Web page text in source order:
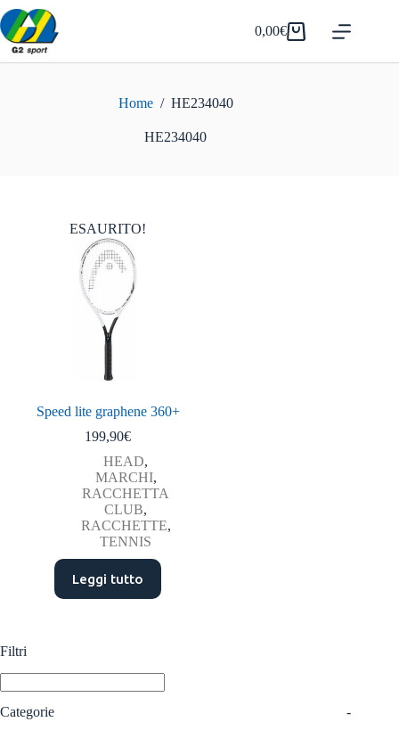
Salta
al
contenuto
Carrello
0,00€
Home / HE234040
HE234040
ESAURITO!
Speed lite graphene 360+
199,90€
HEAD,
MARCHI,
RACCHETTA
CLUB,
RACCHETTE,
TENNIS
Leggi tutto
Filtri
Categorie -